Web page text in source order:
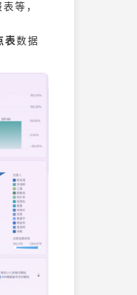
等，
表数据